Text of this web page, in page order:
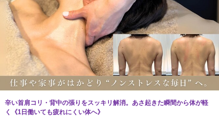
辛い首肩コリ・背中の張りをスッキリ解消。あさ起きた瞬間から体が軽
く《1日働いても疲れにくい体へ》